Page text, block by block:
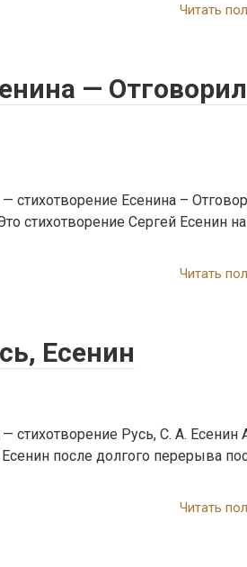
Читать
—
стихотворение Есенина –
стихотворение Сергей Есенин
Читать
Есенин
стихотворение Русь, С. А. Есенин
после долгого перерыва
Читать